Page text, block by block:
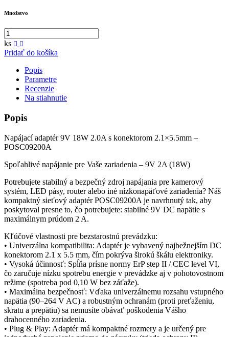
Množstvo
ks
Pridať do košíka
Popis
Parametre
Recenzie
Na stiahnutie
Popis
Napájací adaptér 9V 18W 2.0A s konektorom 2.1×5.5mm –
POSC09200A
Spoľahlivé napájanie pre Vaše zariadenia – 9V 2A (18W)
Potrebujete stabilný a bezpečný zdroj napájania pre kamerový
systém, LED pásy, router alebo iné nízkonapäťové zariadenia? Náš
kompaktný sieťový adaptér POSC09200A je navrhnutý tak, aby
poskytoval presne to, čo potrebujete: stabilné 9V DC napätie s
maximálnym prúdom 2 A.
Kľúčové vlastnosti pre bezstarostnú prevádzku:
• Univerzálna kompatibilita: Adaptér je vybavený najbežnejším DC
konektorom 2.1 x 5.5 mm, čím pokrýva širokú škálu elektroniky.
• Vysoká účinnosť: Spĺňa prísne normy ErP step II / CEC level VI,
čo zaručuje nízku spotrebu energie v prevádzke aj v pohotovostnom
režime (spotreba pod 0,10 W bez záťaže).
• Maximálna bezpečnosť: Vďaka univerzálnemu rozsahu vstupného
napätia (90–264 V AC) a robustným ochranám (proti preťaženiu,
skratu a prepätiu) sa nemusíte obávať poškodenia Vášho
drahocenného zariadenia.
• Plug & Play: Adaptér má kompaktné rozmery a je určený pre